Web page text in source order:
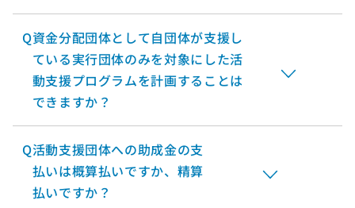
Q資金分配団体として自団体が支援し
ている実行団体のみを対象にした活
動支援プログラムを計画することは
できますか？
Q活動支援団体への助成金の支
払いは概算払いですか、精算
払いですか？